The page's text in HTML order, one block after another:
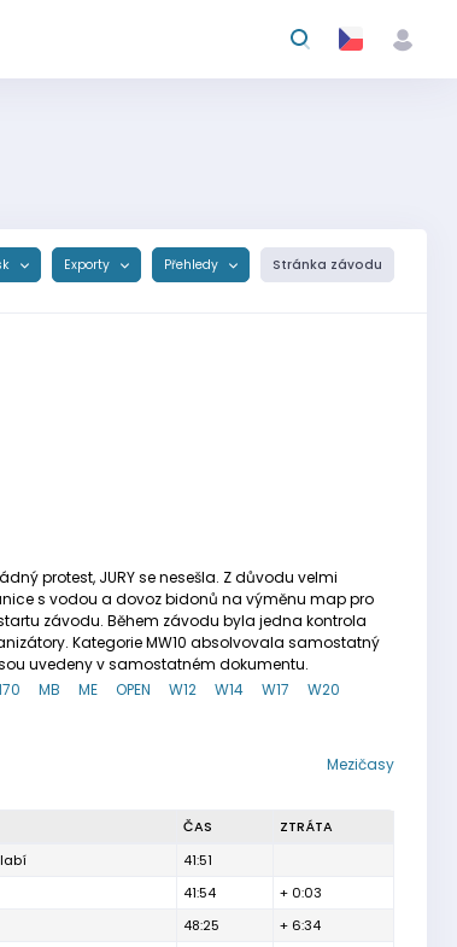
Exporty Přehledy Stránka závodu
protest, JURY se nesešla. Z důvodu velmi
s vodou a dovoz bidonů na výměnu map pro
závodu. Během závodu byla jedna kontrola
Kategorie MW10 absolvovala samostatný
uvedeny v samostatném dokumentu.
MB ME OPEN W12 W14 W17
W20
Mezičasy
ČAS
ZTRÁTA
41:51
41:54
+ 0:03
48:25
+ 6:34